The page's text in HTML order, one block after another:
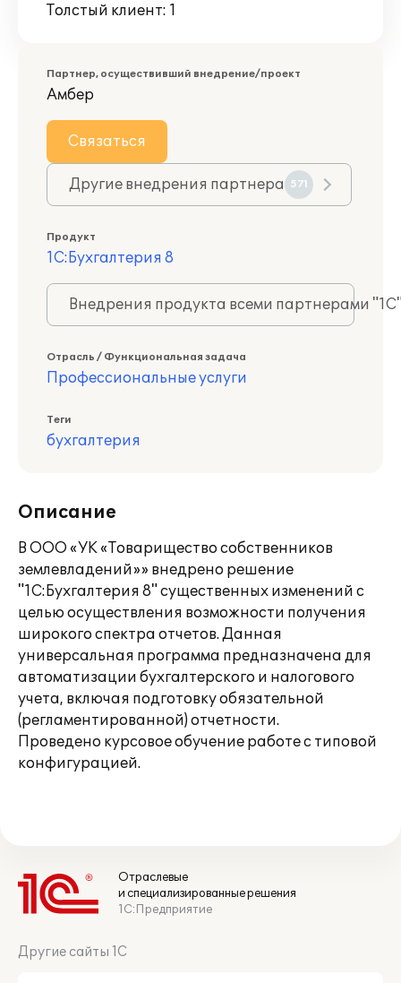
Толстый клиент: 1
Партнер, осуществивший внедрение/проект
Амбер
Связаться
Другие внедрения партнера 571
Продукт
1С:Бухгалтерия 8
Внедрения продукта всеми партнерами
Отрасль / Функциональная задача
Профессиональные услуги
Теги
бухгалтерия
Описание
В ООО «УК «Товарищество собственников
землевладений»» внедрено решение
"1С:Бухгалтерия 8" существенных изменений с
целью осуществления возможности получения
широкого спектра отчетов. Данная
универсальная программа предназначена для
автоматизации бухгалтерского и налогового
учета, включая подготовку обязательной
(регламентированной) отчетности.
Проведено курсовое обучение работе с типовой
конфигурацией.
Отраслевые
и специализированные решения
1С:Предприятие
Другие сайты 1С